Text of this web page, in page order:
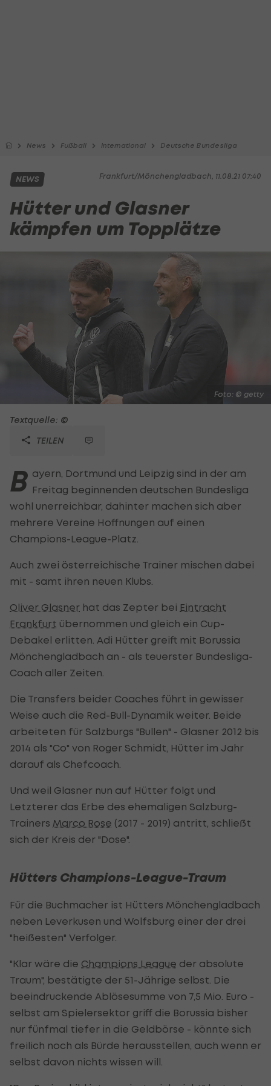
News Fußball International Deutsche Bundesliga
Frankfurt/Mönchengladbach, 11.08.21 07:40
NEWS
Hütter und Glasner
kämpfen um Topplätze
Foto: © getty
Textquelle: ©
TEILEN
B ayern, Dortmund und Leipzig sind in der am
Freitag beginnenden deutschen Bundesliga
wohl unerreichbar, dahinter machen sich aber
mehrere Vereine Hoffnungen auf einen
Champions-League-Platz.
Auch zwei österreichische Trainer mischen dabei
mit - samt ihren neuen Klubs.
Oliver Glasner hat das Zepter bei Eintracht
Frankfurt übernommen und gleich ein Cup-
Debakel erlitten. Adi Hütter greift mit Borussia
Mönchengladbach an - als teuerster Bundesliga-
Coach aller Zeiten.
Die Transfers beider Coaches führt in gewisser
Weise auch die Red-Bull-Dynamik weiter. Beide
arbeiteten für Salzburgs "Bullen" - Glasner 2012 bis
2014 als "Co" von Roger Schmidt, Hütter im Jahr
darauf als Chefcoach.
Und weil Glasner nun auf Hütter folgt und
Letzterer das Erbe des ehemaligen Salzburg-
Trainers Marco Rose (2017 - 2019) antritt, schließt
sich der Kreis der "Dose".
Hütters Champions-League-Traum
Für die Buchmacher ist Hütters Mönchengladbach
neben Leverkusen und Wolfsburg einer der drei
"heißesten" Verfolger.
"Klar wäre die Champions League der absolute
Traum", bestätigte der 51-Jährige selbst. Die
beeindruckende Ablösesumme von 7,5 Mio. Euro -
selbst am Spielersektor griff die Borussia bisher
nur fünfmal tiefer in die Geldbörse - könnte sich
freilich noch als Bürde herausstellen, auch wenn er
selbst davon nichts wissen will.